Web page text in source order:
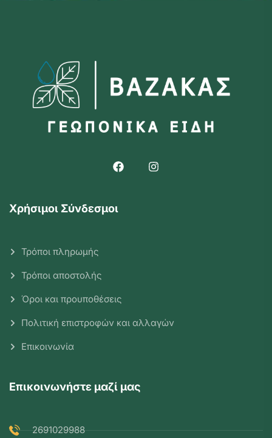
Χρήσιμοι Σύνδεσμοι
Τρόποι πληρωμής
Τρόποι αποστολής
Όροι και προυποθέσεις
Πολιτική επιστροφών και αλλαγών
Επικοινωνία
Επικοινωνήστε μαζί μας
2691029988